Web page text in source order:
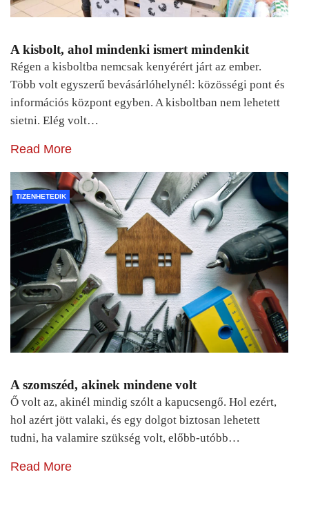
A kisbolt, ahol mindenki ismert mindenkit
Régen a kisboltba nemcsak kenyérért járt az ember.
Több volt egyszerű bevásárlóhelynél: közösségi pont és
információs központ egyben. A kisboltban nem lehetett
sietni. Elég volt…
Read More
TIZENHETEDIK
A szomszéd, akinek mindene volt
Ő volt az, akinél mindig szólt a kapucsengő. Hol ezért,
hol azért jött valaki, és egy dolgot biztosan lehetett
tudni, ha valamire szükség volt, előbb-utóbb…
Read More